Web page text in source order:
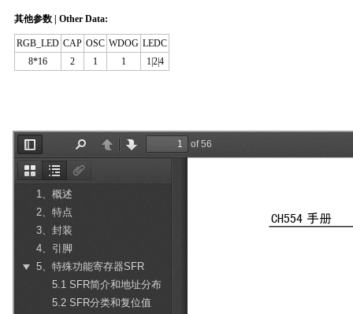
其他参数 | Other Data:
RGB_LED CAP OSC WDOG LEDC
8*16
2 1 1 1|2|4